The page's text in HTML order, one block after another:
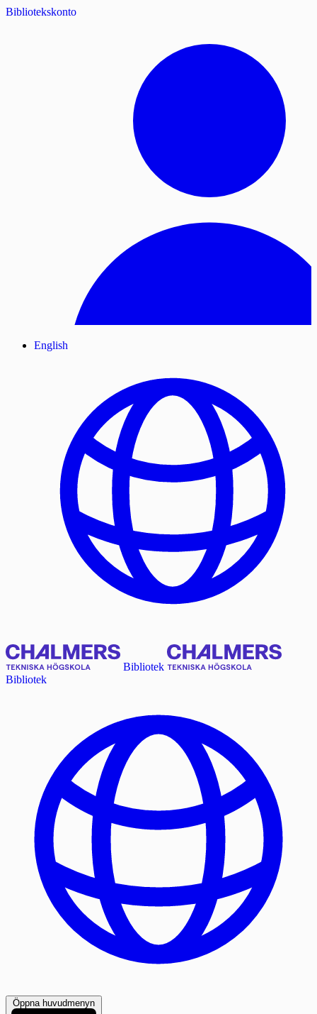
Bibliotekskonto
English
Bibliotek
Bibliotek
Öppna huvudmenyn